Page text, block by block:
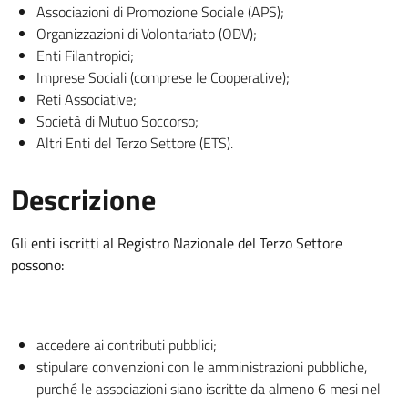
Associazioni di Promozione Sociale (APS);
Organizzazioni di Volontariato (ODV);
Enti Filantropici;
Imprese Sociali (comprese le Cooperative);
Reti Associative;
Società di Mutuo Soccorso;
Altri Enti del Terzo Settore (ETS).
Descrizione
Gli enti iscritti al Registro Nazionale del Terzo Settore
possono:
accedere ai contributi pubblici;
stipulare convenzioni con le amministrazioni pubbliche,
purché le associazioni siano iscritte da almeno 6 mesi nel